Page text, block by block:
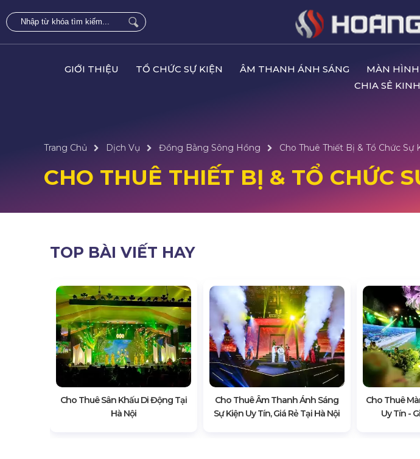
GIỚI THIỆU TỔ CHỨC SỰ KIỆN ÂM THANH ÁNH SÁNG MÀN
CHIA SẺ
Trang Chủ Dịch Vụ Đồng Bằng Sông Hồng Cho Thuê Thiết Bị & Tổ Chức Sự
CHO THUÊ THIẾT BỊ & TỔ CHỨC
TOP BÀI VIẾT HAY
Cho Thuê Sân Khấu Di Động Tại
Hà Nội
Cho Thuê Âm Thanh Ánh Sáng
Sự Kiện Uy Tín, Giá Rẻ Tại Hà Nội
Cho Thuê
Uy Tín -